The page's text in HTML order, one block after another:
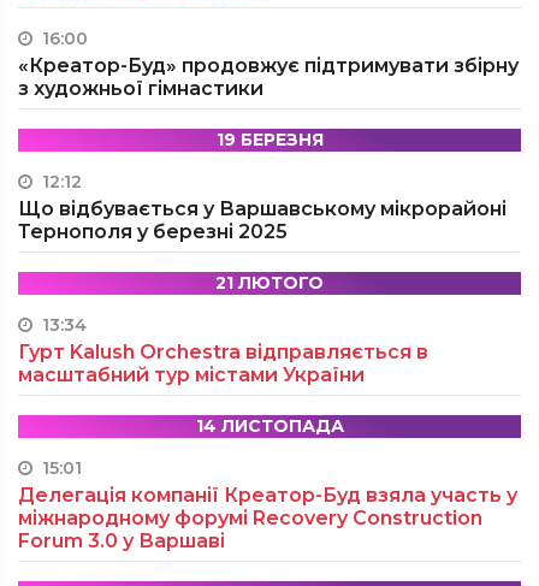
16:00
«Креатор-Буд» продовжує підтримувати збірну
з художньої гімнастики
19 БЕРЕЗНЯ
12:12
Що відбувається у Варшавському мікрорайоні
Тернополя у березні 2025
21 ЛЮТОГО
13:34
Гурт Kalush Orchestra відправляється в
масштабний тур містами України
14 ЛИСТОПАДА
15:01
Делегація компанії Креатор-Буд взяла участь у
міжнародному форумі Recovery Construction
Forum 3.0 у Варшаві